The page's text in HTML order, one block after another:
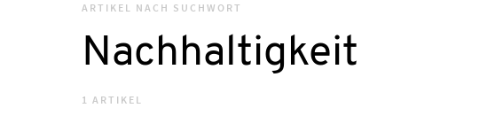
ARTIKEL NACH SUCHWORT
Nachhaltigkeit
1 ARTIKEL